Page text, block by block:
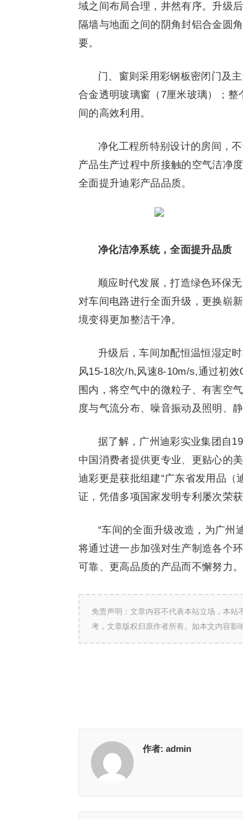
域之间布局合理，井然有序。升级
隔墙与地面之间的阴角封铝合金圆
要。
门、窗则采用彩钢板密闭门及
合金透明玻璃窗（7厘米玻璃）；
间的高效利用。
净化工程所特别设计的房间，
产品生产过程中所接触的空气洁净
全面提升迪彩产品品质。
净化洁净系统，全面提升品质
顺应时代发展，打造绿色环保
对车间电路进行全面升级，更换崭
境变得更加整洁干净。
升级后，车间加配恒温恒湿定
风15-18次/h,风速8-10m/s,通过初
围内，将空气中的微粒子、有害空
度与气流分布、噪音振动及照明、
据了解，广州迪彩实业集团自
中国消费者提供更专业、更贴心的
迪彩更是获批组建“广东省发用品（
证，凭借多项国家发明专利屡次荣
“车间的全面升级改造，为广州
将通过进一步加强对生产制造各个
可靠、更高品质的产品而不懈努力
免责声明：文章内容不代表本站立场，本站
考，文章版权归原作者所有。如本文内容影
作者: admin